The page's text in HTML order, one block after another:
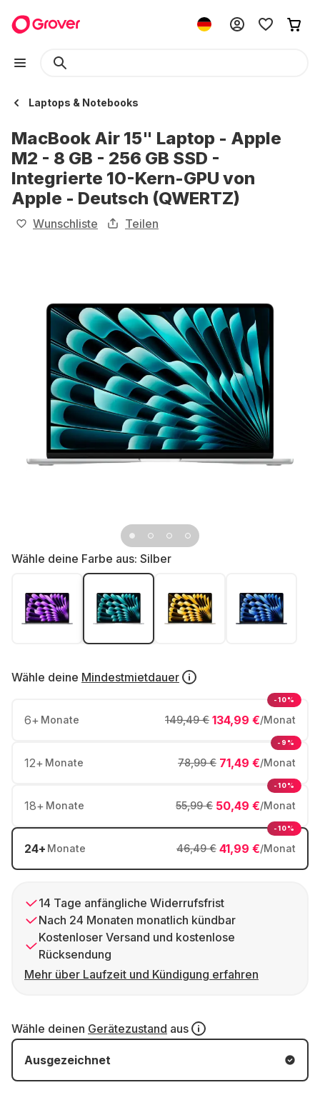
Laptops & Notebooks
MacBook Air 15" Laptop - Apple
M2 - 8 GB - 256 GB SSD -
Integrierte 10-Kern-GPU von
Apple - Deutsch (QWERTZ)
Wunschliste Teilen
Wähle deine Farbe aus: Silber
Wähle deine Mindestmietdauer
6+ Monate 134,99 €/Monat
149,49 €
-10%
12+ Monate 71,49 €/Monat
78,99 €
-9%
18+ Monate 50,49 €/Monat
55,99 €
-10%
24+ Monate 41,99 €/Monat
46,49 €
-10%
14 Tage anfängliche Widerrufsfrist
Nach 24 Monaten monatlich kündbar
Kostenloser Versand und kostenlose
Rücksendung
Mehr über Laufzeit und Kündigung erfahren
Wähle deinen Gerätezustand aus
Ausgezeichnet